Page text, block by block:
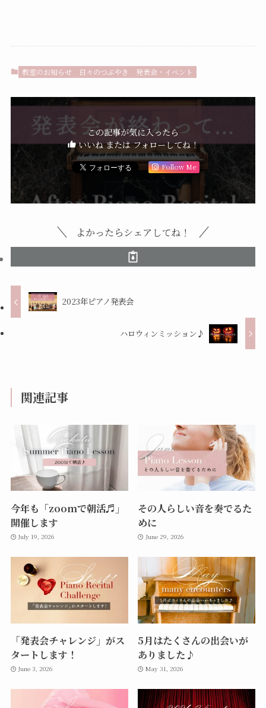
教室のお知らせ 日々のつぶやき 発表会・イベント
この記事が気に入ったら
いいね または フォローしてね！
Follow Me
よかったらシェアしてね！
2023年ピアノ発表会
ハロウィンミッション♪
関連記事
今年も「zoomで朝活♬」
開催します
July 19, 2026
その人らしい音を奏でるた
めに
June 29, 2026
「発表会チャレンジ」がス
タートします！
June 3, 2026
5月はたくさんの出会いが
ありました♪
May 31, 2026